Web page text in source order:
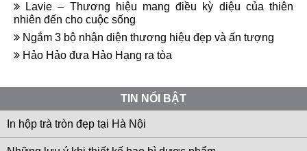
Lavie – Thương hiệu mang điều kỳ diệu của thiên
nhiên đến cho cuộc sống
Ngắm 3 bộ nhận diện thương hiệu đẹp và ấn tượng
Hảo Hảo đưa Hảo Hạng ra tòa
TIN NỔI BẬT
In hộp trà tròn đẹp tại Hà Nội